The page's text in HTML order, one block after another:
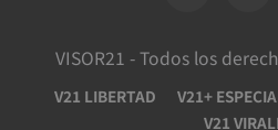
VISOR21 - Todos los
V21 LIBERTAD V21+
V21